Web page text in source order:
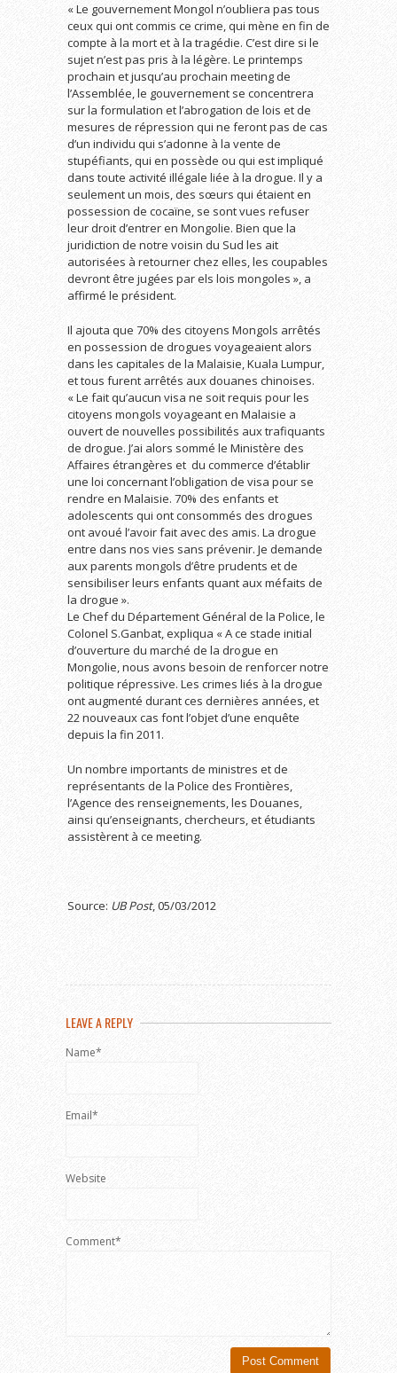
« Le gouvernement Mongol n’oubliera pas tous
ceux qui ont commis ce crime, qui mène en fin de
compte à la mort et à la tragédie. C’est dire si le
sujet n’est pas pris à la légère. Le printemps
prochain et jusqu’au prochain meeting de
l’Assemblée, le gouvernement se concentrera
sur la formulation et l’abrogation de lois et de
mesures de répression qui ne feront pas de cas
d’un individu qui s’adonne à la vente de
stupéfiants, qui en possède ou qui est impliqué
dans toute activité illégale liée à la drogue. Il y a
seulement un mois, des sœurs qui étaient en
possession de cocaïne, se sont vues refuser
leur droit d’entrer en Mongolie. Bien que la
juridiction de notre voisin du Sud les ait
autorisées à retourner chez elles, les coupables
devront être jugées par els lois mongoles », a
affirmé le président.
Il ajouta que 70% des citoyens Mongols arrêtés
en possession de drogues voyageaient alors
dans les capitales de la Malaisie, Kuala Lumpur,
et tous furent arrêtés aux douanes chinoises.
« Le fait qu’aucun visa ne soit requis pour les
citoyens mongols voyageant en Malaisie a
ouvert de nouvelles possibilités aux trafiquants
de drogue. J’ai alors sommé le Ministère des
Affaires étrangères et du commerce d’établir
une loi concernant l’obligation de visa pour se
rendre en Malaisie. 70% des enfants et
adolescents qui ont consommés des drogues
ont avoué l’avoir fait avec des amis. La drogue
entre dans nos vies sans prévenir. Je demande
aux parents mongols d’être prudents et de
sensibiliser leurs enfants quant aux méfaits de
la drogue ».
Le Chef du Département Général de la Police, le
Colonel S.Ganbat, expliqua « A ce stade initial
d’ouverture du marché de la drogue en
Mongolie, nous avons besoin de renforcer notre
politique répressive. Les crimes liés à la drogue
ont augmenté durant ces dernières années, et
22 nouveaux cas font l’objet d’une enquête
depuis la fin 2011.
Un nombre importants de ministres et de
représentants de la Police des Frontières,
l’Agence des renseignements, les Douanes,
ainsi qu’enseignants, chercheurs, et étudiants
assistèrent à ce meeting.
Source: UB Post, 05/03/2012
LEAVE A REPLY
Name*
Email*
Website
Comment*